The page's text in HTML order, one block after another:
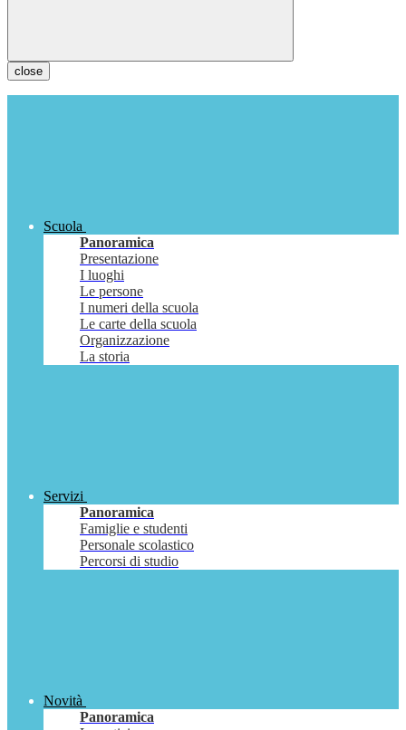
close
Scuola
Panoramica
Presentazione
I luoghi
Le persone
I numeri della scuola
Le carte della scuola
Organizzazione
La storia
Servizi
Panoramica
Famiglie e studenti
Personale scolastico
Percorsi di studio
Novità
Panoramica